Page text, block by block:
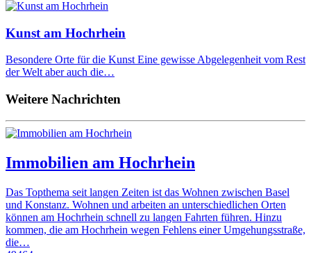
Kunst am Hochrhein
Besondere Orte für die Kunst Eine gewisse Abgelegenheit vom Rest
der Welt aber auch die…
Weitere Nachrichten
Immobilien am Hochrhein
Das Topthema seit langen Zeiten ist das Wohnen zwischen Basel
und Konstanz. Wohnen und arbeiten an unterschiedlichen Orten
können am Hochrhein schnell zu langen Fahrten führen. Hinzu
kommen, die am Hochrhein wegen Fehlens einer Umgehungsstraße,
die…